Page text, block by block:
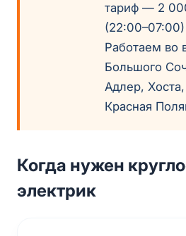
тариф — 2
Работаем во
Большого
Адлер,
Красная
Когда нужен
электрик